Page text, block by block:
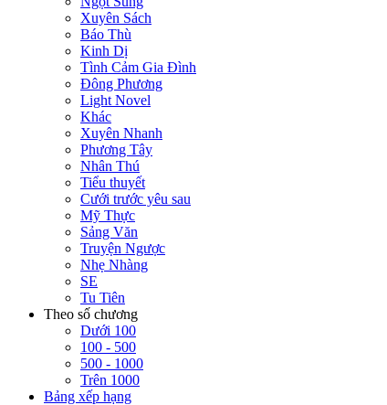
Xuyên Sách
Báo Thù
Kinh Dị
Tình Cảm Gia Đình
Đông Phương
Light Novel
Khác
Xuyên Nhanh
Phương Tây
Nhân Thú
Tiểu thuyết
Cưới trước yêu sau
Mỹ Thực
Sảng Văn
Truyện Ngược
Nhẹ Nhàng
SE
Tu Tiên
Theo số chương
Dưới 100
100 - 500
500 - 1000
Trên 1000
Bảng xếp hạng